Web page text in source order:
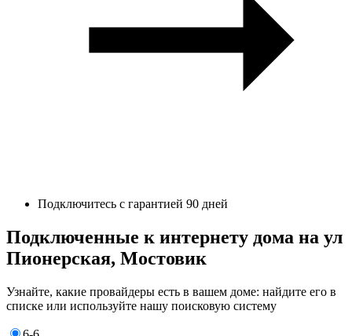
Подключитесь с гарантией 90 дней
Подключенные к интернету дома на ул
Пионерская, Мостовик
Узнайте, какие провайдеры есть в вашем доме: найдите его в
списке или используйте нашу поисковую систему